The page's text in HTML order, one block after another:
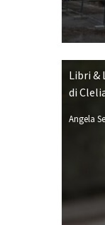
Libri &
di
Angela